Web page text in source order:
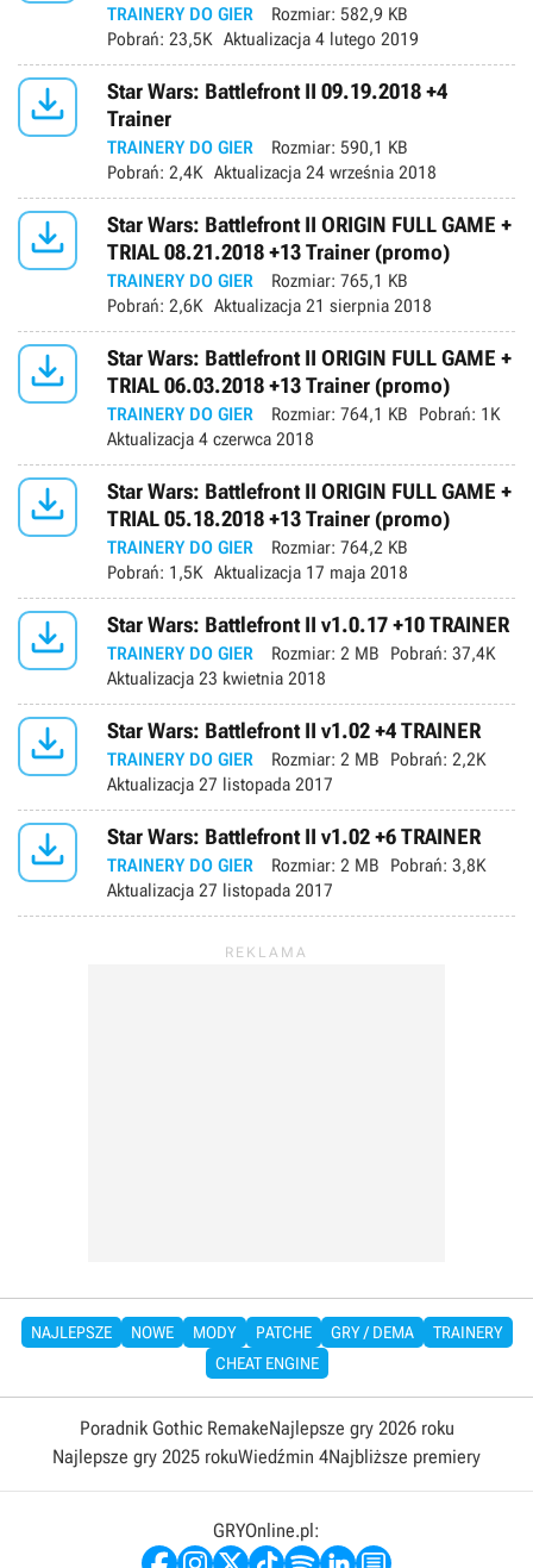
TRAINERY DO GIER Rozmiar: 582,9 KB
Pobrań: 23,5K Aktualizacja 4 lutego 2019

Star Wars: Battlefront II 09.19.2018 +4
Trainer
TRAINERY DO GIER Rozmiar: 590,1 KB
Pobrań: 2,4K Aktualizacja 24 września 2018

Star Wars: Battlefront II ORIGIN FULL GAME +
TRIAL 08.21.2018 +13 Trainer (promo)
TRAINERY DO GIER Rozmiar: 765,1 KB
Pobrań: 2,6K Aktualizacja 21 sierpnia 2018

Star Wars: Battlefront II ORIGIN FULL GAME +
TRIAL 06.03.2018 +13 Trainer (promo)
TRAINERY DO GIER Rozmiar: 764,1 KB Pobrań: 1K
Aktualizacja 4 czerwca 2018

Star Wars: Battlefront II ORIGIN FULL GAME +
TRIAL 05.18.2018 +13 Trainer (promo)
TRAINERY DO GIER Rozmiar: 764,2 KB
Pobrań: 1,5K Aktualizacja 17 maja 2018
 Star Wars: Battlefront II v1.0.17 +10 TRAINER
TRAINERY DO GIER Rozmiar: 2 MB Pobrań: 37,4K
Aktualizacja 23 kwietnia 2018
 Star Wars: Battlefront II v1.02 +4 TRAINER
TRAINERY DO GIER Rozmiar: 2 MB Pobrań: 2,2K
Aktualizacja 27 listopada 2017
 Star Wars: Battlefront II v1.02 +6 TRAINER
TRAINERY DO GIER Rozmiar: 2 MB Pobrań: 3,8K
Aktualizacja 27 listopada 2017
NAJLEPSZE NOWE MODY PATCHE GRY / DEMA
TRAINERY
CHEAT ENGINE
Poradnik Gothic RemakeNajlepsze gry 2026 roku
Najlepsze gry 2025 rokuWiedźmin 4Najbliższe premiery
GRYOnline.pl: